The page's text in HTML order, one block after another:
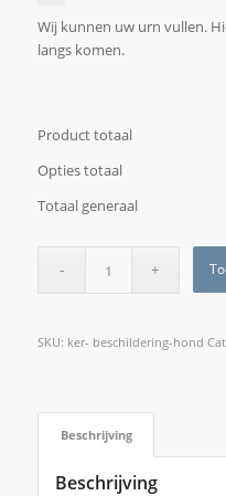
Wij kunnen uw urn vullen.
langs komen.
Product totaal
Opties totaal
Totaal generaal
SKU: ker- beschildering-hond
Beschrijving
Beschrijving